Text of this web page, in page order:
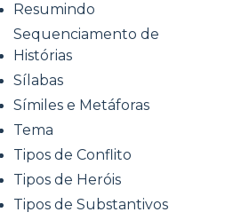
Resumindo
Sequenciamento de
Histórias
Sílabas
Símiles e Metáforas
Tema
Tipos de Conflito
Tipos de Heróis
Tipos de Substantivos